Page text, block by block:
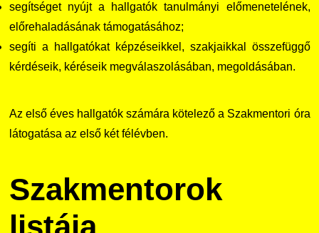
segítséget nyújt a hallgatók tanulmányi előmenetelének,
előrehaladásának támogatásához;
segíti a hallgatókat képzéseikkel, szakjaikkal összefüggő
kérdéseik, kéréseik megválaszolásában, megoldásában.
Az első éves hallgatók számára kötelező a Szakmentori óra
látogatása az első két félévben.
Szakmentorok